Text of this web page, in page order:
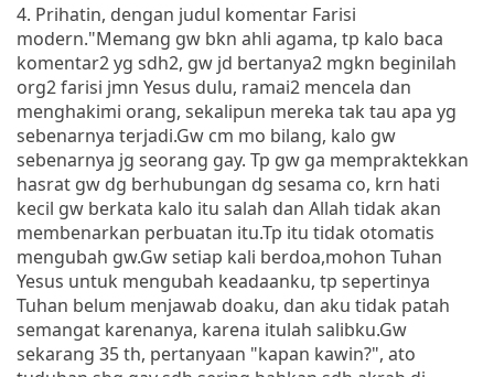
4. Prihatin, dengan judul komentar Farisi
modern."Memang gw bkn ahli agama, tp kalo baca
komentar2 yg sdh2, gw jd bertanya2 mgkn beginilah
org2 farisi jmn Yesus dulu, ramai2 mencela dan
menghakimi orang, sekalipun mereka tak tau apa yg
sebenarnya terjadi.Gw cm mo bilang, kalo gw
sebenarnya jg seorang gay. Tp gw ga mempraktekkan
hasrat gw dg berhubungan dg sesama co, krn hati
kecil gw berkata kalo itu salah dan Allah tidak akan
membenarkan perbuatan itu.Tp itu tidak otomatis
mengubah gw.Gw setiap kali berdoa,mohon Tuhan
Yesus untuk mengubah keadaanku, tp sepertinya
Tuhan belum menjawab doaku, dan aku tidak patah
semangat karenanya, karena itulah salibku.Gw
sekarang 35 th, pertanyaan "kapan kawin?", ato